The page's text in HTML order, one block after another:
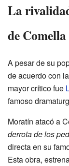
La
de Comella
A pesar de su
de acuerdo con
mayor crítico fue
famoso
Moratín atacó a
derrota de los
directa en su
Esta obra,